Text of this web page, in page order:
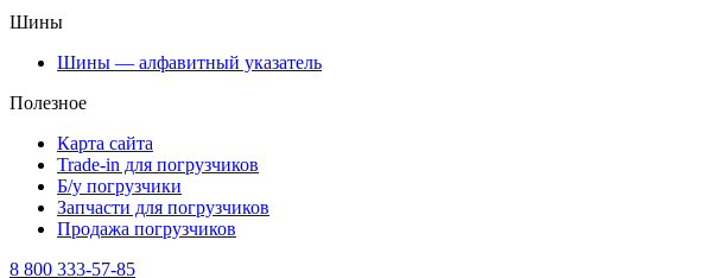
Шины
Шины — алфавитный указатель
Полезное
Карта сайта
Trade-in для погрузчиков
Б/у погрузчики
Запчасти для погрузчиков
Продажа погрузчиков
8 800 333-57-85